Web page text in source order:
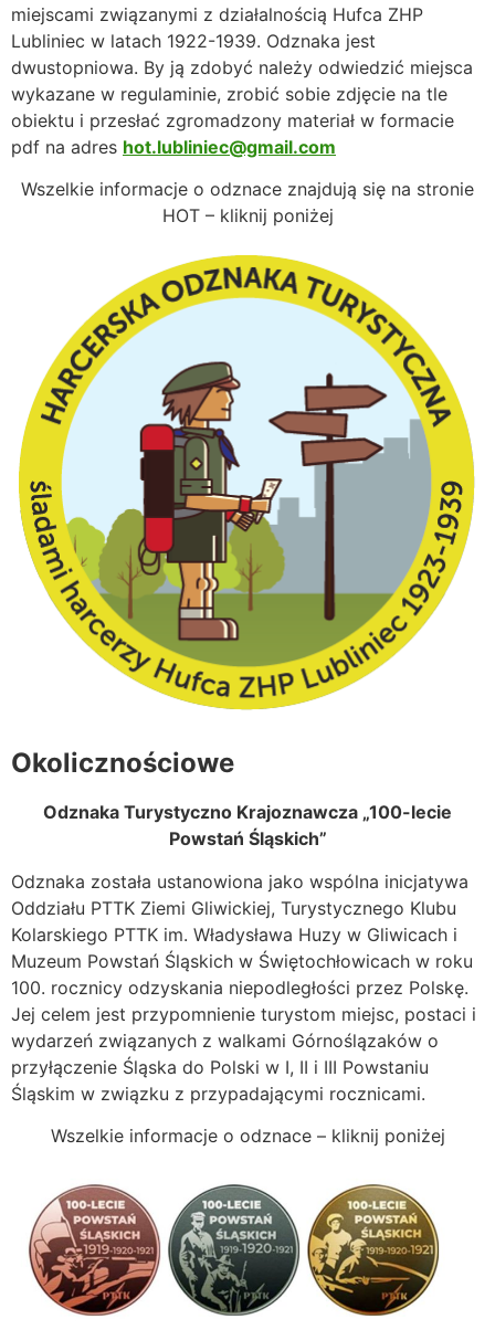
miejscami związanymi z działalnością Hufca ZHP
Lubliniec w latach 1922-1939. Odznaka jest
dwustopniowa. By ją zdobyć należy odwiedzić miejsca
wykazane w regulaminie, zrobić sobie zdjęcie na tle
obiektu i przesłać zgromadzony materiał w formacie
pdf na adres hot.lubliniec@gmail.com
Wszelkie informacje o odznace znajdują się na stronie
HOT – kliknij poniżej
Okolicznościowe
Odznaka Turystyczno Krajoznawcza „100-lecie
Powstań Śląskich”
Odznaka została ustanowiona jako wspólna inicjatywa
Oddziału PTTK Ziemi Gliwickiej, Turystycznego Klubu
Kolarskiego PTTK im. Władysława Huzy w Gliwicach i
Muzeum Powstań Śląskich w Świętochłowicach w roku
100. rocznicy odzyskania niepodległości przez Polskę.
Jej celem jest przypomnienie turystom miejsc, postaci i
wydarzeń związanych z walkami Górnoślązaków o
przyłączenie Śląska do Polski w I, II i III Powstaniu
Śląskim w związku z przypadającymi rocznicami.
Wszelkie informacje o odznace – kliknij poniżej